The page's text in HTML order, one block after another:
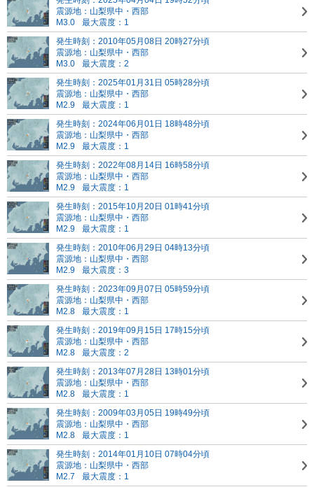
震源地：山梨県中・西部
M3.0
最大震度：1
発生時刻：2010年05月08日 20時27分頃
震源地：山梨県中・西部
M3.0
最大震度：2
発生時刻：2025年01月31日 05時28分頃
震源地：山梨県中・西部
M2.9
最大震度：1
発生時刻：2024年06月01日 18時48分頃
震源地：山梨県中・西部
M2.9
最大震度：1
発生時刻：2022年08月14日 16時58分頃
震源地：山梨県中・西部
M2.9
最大震度：1
発生時刻：2015年10月20日 01時41分頃
震源地：山梨県中・西部
M2.9
最大震度：1
発生時刻：2010年06月29日 04時13分頃
震源地：山梨県中・西部
M2.9
最大震度：3
発生時刻：2023年09月07日 05時59分頃
震源地：山梨県中・西部
M2.8
最大震度：1
発生時刻：2019年09月15日 17時15分頃
震源地：山梨県中・西部
M2.8
最大震度：2
発生時刻：2013年07月28日 13時01分頃
震源地：山梨県中・西部
M2.8
最大震度：1
発生時刻：2009年03月05日 19時49分頃
震源地：山梨県中・西部
M2.8
最大震度：1
発生時刻：2014年01月10日 07時04分頃
震源地：山梨県中・西部
M2.7
最大震度：1